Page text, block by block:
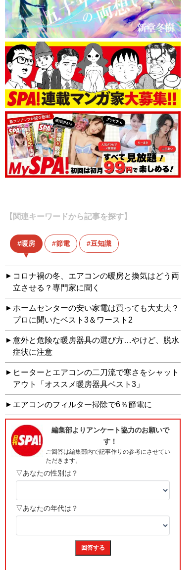
【関連キーワードから記事を探す】
暖房 節電 豆知識
コロナ禍の冬、エアコンの暖房と換気はどう両
立させる？専門家に聞く
ホームセンターの安い家電は買っても大丈夫？
プロに聞いたベスト3＆ワースト2
意外と危険な暖房器具の選び方…やけど、脱水
症状に注意
ヒーターとエアコンの二刀流で寒さをシャット
アウト「オススメ暖房器具ベスト3」
エアコンのフィルター掃除で6％節電に